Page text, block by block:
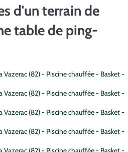
d'un terrain de
table de ping-